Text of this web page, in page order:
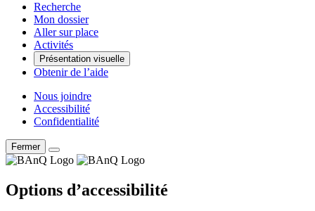
Recherche
Mon dossier
Aller sur place
Activités
Présentation visuelle
Obtenir de l’aide
Nous joindre
Accessibilité
Confidentialité
Fermer
Options d’accessibilité